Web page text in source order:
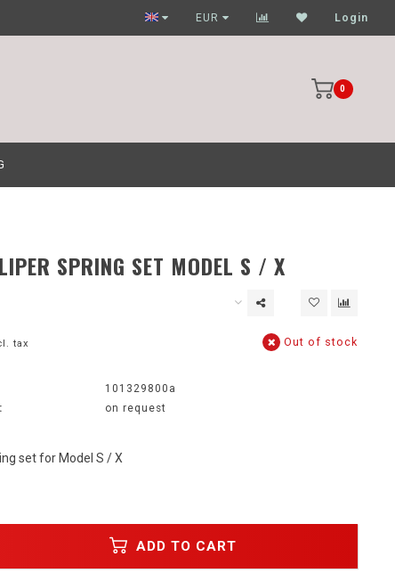
Garagehouders nog scherpere prijzen
EUR Login
0
SPRING SET MODEL S / X
tax Out of stock
101329800a
on request
set for Model S / X
ADD TO CART